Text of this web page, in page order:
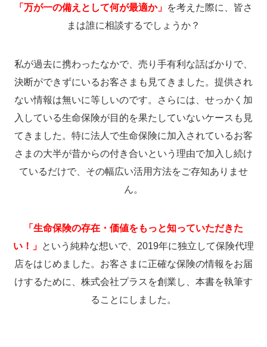
「万が一の備えとして何が最適か」 を考えた際に、皆さ
まは誰に相談するでしょうか？
私が過去に携わったなかで、売り手有利な話ばかりで、
決断ができずにいるお客さまも見てきました。提供され
ない情報は無いに等しいのです。さらには、せっかく加
入している生命保険が目的を果たしていないケースも見
てきました。特に法人で生命保険に加入されているお客
さまの大半が昔からの付き合いという理由で加入し続け
ているだけで、その幅広い活用方法をご存知ありませ
ん。
「生命保険の存在・価値をもっと知っていただきた
い！」 という純粋な想いで、2019年に独立して保険代理
店をはじめました。お客さまに正確な保険の情報をお届
けするために、株式会社プラスを創業し、本書を執筆す
ることにしました。